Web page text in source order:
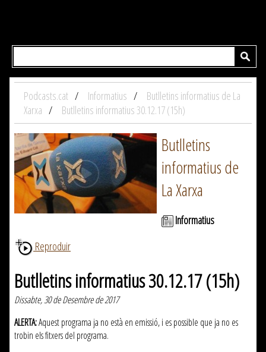
Podcasts.cat Informatius
Butlletins informatius de La
Xarxa
Butlletins informatius 30.12.17 (15h)
Butlletins
informatius de
La Xarxa
Informatius
Reproduir
Butlletins informatius 30.12.17 (15h)
Dissabte, 30 de Desembre de 2017
ALERTA:Aquest programa ja no està en emissió, i es possible que ja no es
trobin els fitxers del programa.